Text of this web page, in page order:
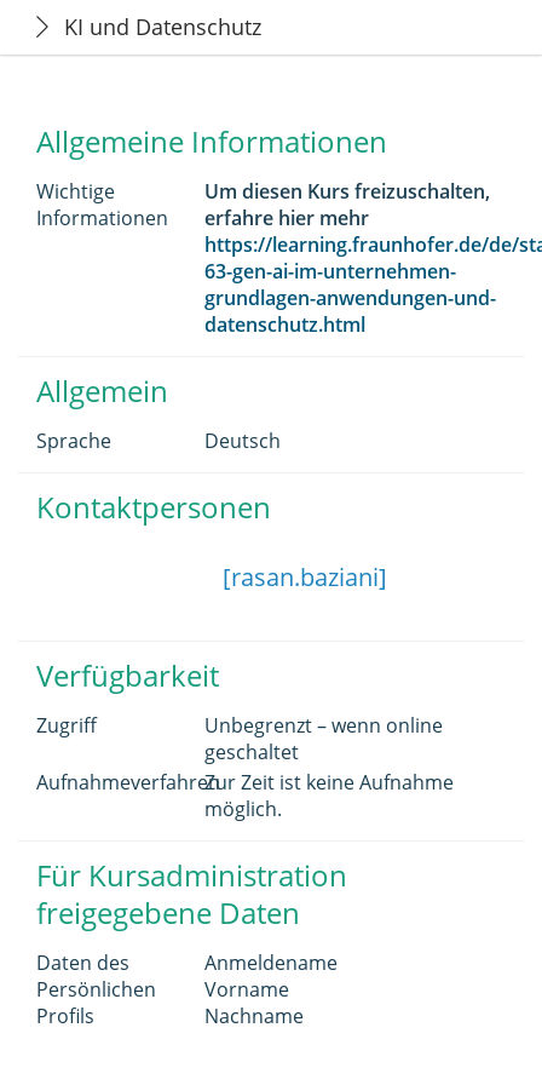
KI und Datenschutz
Allgemeine Informationen
Wichtige
Informationen
Um diesen Kurs freizuschalten,
erfahre hier mehr
https://learning.fraunhofer.de/de/
63-gen-ai-im-unternehmen-
grundlagen-anwendungen-und-
datenschutz.html
Allgemein
Sprache Deutsch
Kontaktpersonen
[rasan.baziani]
Verfügbarkeit
Zugriff
Unbegrenzt – wenn online
geschaltet
AufnahmeverfahrenZur Zeit ist keine Aufnahme
möglich.
Für Kursadministration
freigegebene Daten
Daten des
Persönlichen
Profils
Anmeldename
Vorname
Nachname